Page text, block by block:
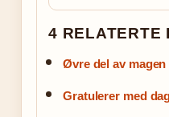
4 RELATERTE
Øvre del av
Gratulerer med